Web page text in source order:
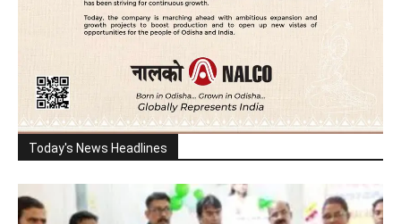
Today's News Headlines